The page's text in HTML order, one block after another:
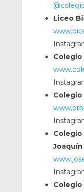
Liceo
Colegio
Colegio
Colegio